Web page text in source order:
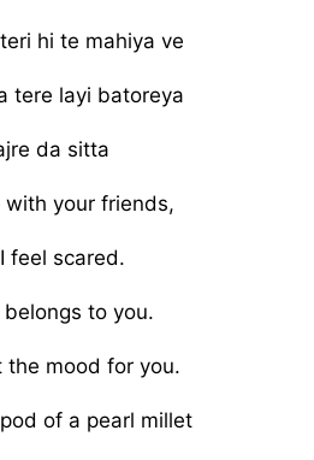
hi te mahiya ve
tere layi batoreya
da sitta
with your friends,
feel scared.
to you.
the mood for you.
of a pearl millet